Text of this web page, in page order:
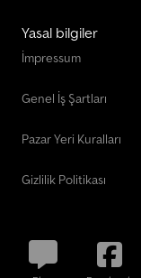
Yasal bilgiler
İmpressum
Genel İş Şartları
Pazar Yeri Kuralları
Gizlilik Politikası